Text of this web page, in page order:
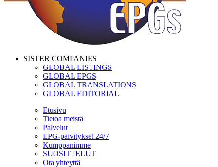
SISTER COMPANIES
GLOBAL LISTINGS
GLOBAL EPGS
GLOBAL TRANSLATIONS
GLOBAL EDITORIAL
Etusivu
Tietoa meistä
Palvelut
EPG-päivitykset 24/7
Kumppanimme
SUOSITTELUT
Ota yhteyttä